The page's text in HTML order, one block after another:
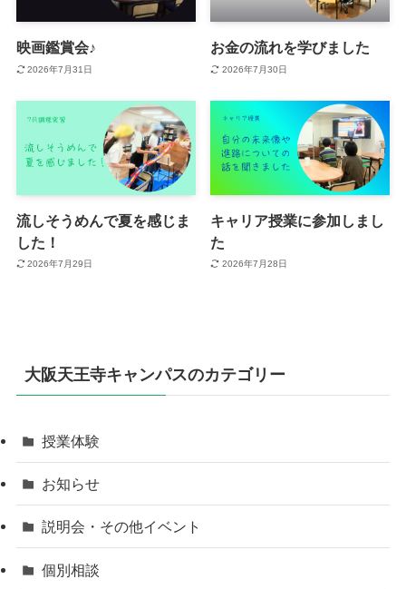
映画鑑賞会♪
2026年7月31日
お金の流れを学びました
2026年7月30日
流しそうめんで夏を感じま
した！
2026年7月29日
キャリア授業に参加しまし
た
2026年7月28日
大阪天王寺キャンパスのカテゴリー
授業体験
お知らせ
説明会・その他イベント
個別相談